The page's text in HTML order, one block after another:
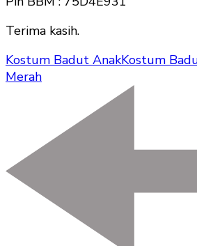
Terima kasih.
Kostum Badut AnakKostum
Merah